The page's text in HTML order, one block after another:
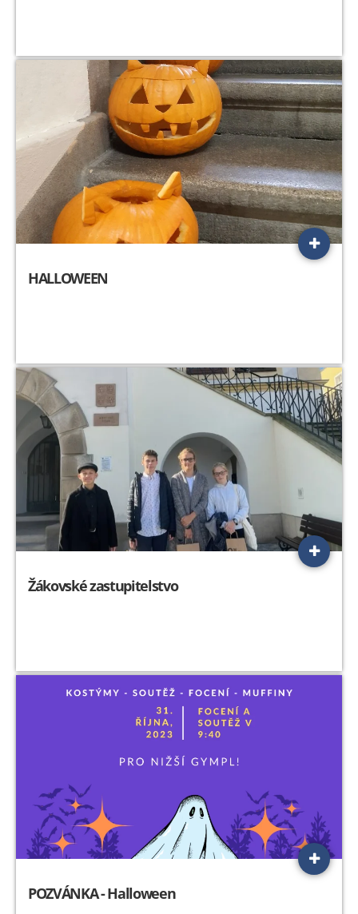
HALLOWEEN
Žákovské zastupitelstvo
POZVÁNKA - Halloween